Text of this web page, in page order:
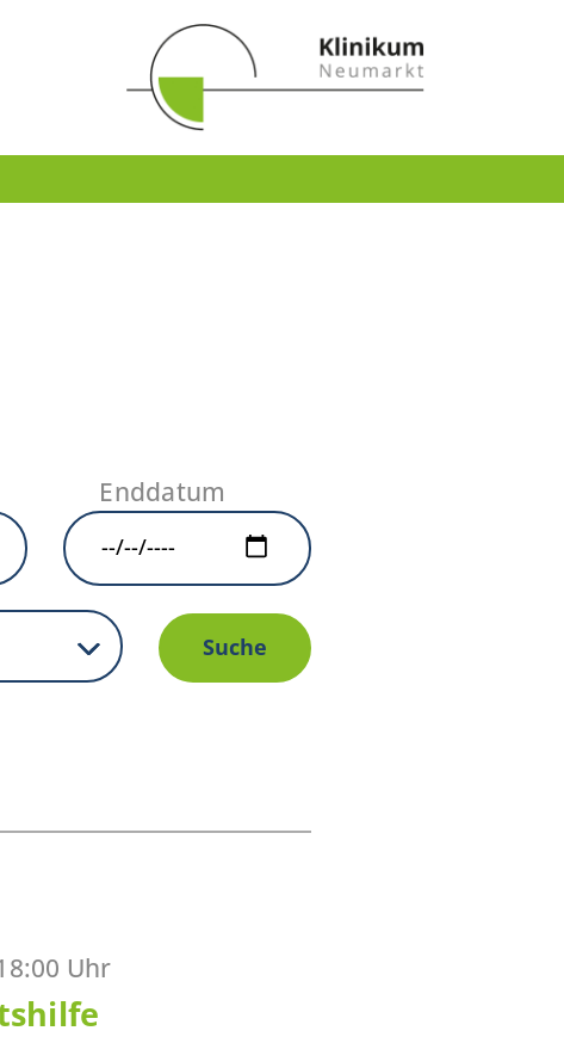
Enddatum
Uhr